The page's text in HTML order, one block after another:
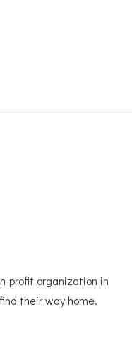
profit organization in
their way home.